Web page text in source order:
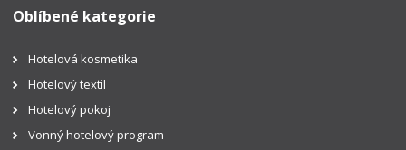
Oblíbené kategorie
Hotelová kosmetika
Hotelový textil
Hotelový pokoj
Vonný hotelový program